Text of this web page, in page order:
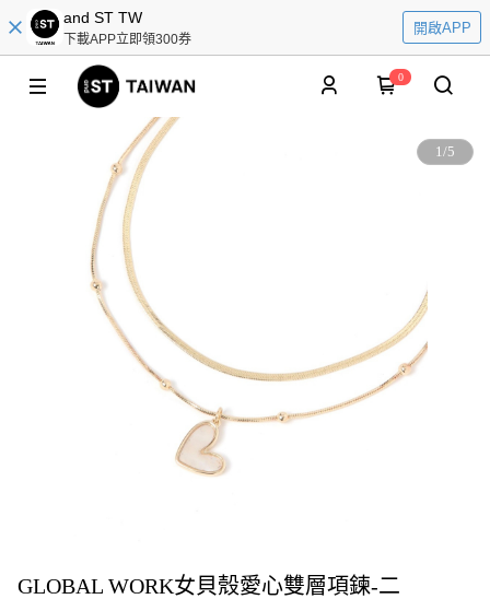
and ST TW
下載APP立即領300券
開啟APP
0
1/5
GLOBAL WORK女貝殼愛心雙層項鍊-二